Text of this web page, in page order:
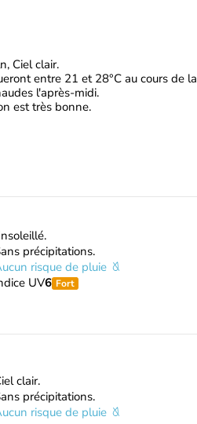
Ciel clair.
entre 21 et 28°C au cours de la
l'après-midi.
est très bonne.
précipitations.
risque de pluie
UV6 Fort
clair.
précipitations.
risque de pluie